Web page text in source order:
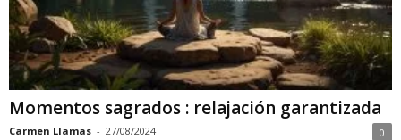
Momentos sagrados : relajación garantizada
Carmen Llamas - 27/08/2024 0